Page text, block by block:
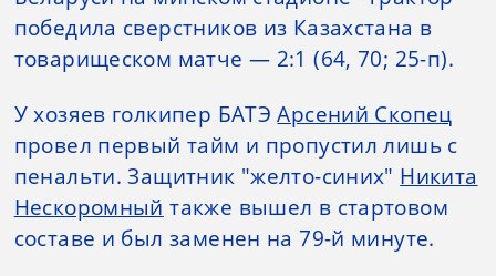
победила сверстников из Казахстана в
товарищеском матче — 2:1 (64, 70; 25-п).
У хозяев голкипер БАТЭАрсений Скопец
провел первый тайм и пропустил лишь с
пенальти. Защитник "желто-синих" Никита
Нескоромный также вышел в стартовом
составе и был заменен на 79-й минуте.